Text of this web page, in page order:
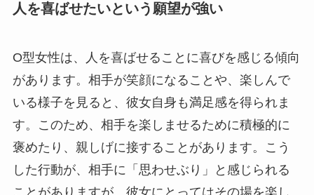
人を喜ばせたいという願望が強い
O型女性は、人を喜ばせることに喜びを感じる傾向
があります。相手が笑顔になることや、楽しんで
いる様子を見ると、彼女自身も満足感を得られま
す。このため、相手を楽しませるために積極的に
褒めたり、親しげに接することがあります。こう
した行動が、相手に「思わせぶり」と感じられる
ことがありますが、彼女にとってはその場を楽し